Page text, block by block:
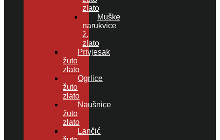
zlato
Muške
narukvice
ž.
zlato
Privjesak
žuto
zlato
Ogrlice
žuto
zlato
Naušnice
žuto
zlato
Lančić